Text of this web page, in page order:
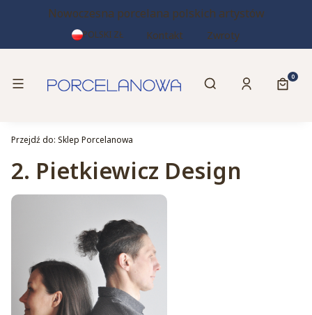
Nowoczesna porcelana polskich artystów
POLSKI ZŁ Kontakt Zwroty
Menu Otwórz
Szukaj Zaloguj się
Przejdź do: Sklep Porcelanowa
2. Pietkiewicz Design